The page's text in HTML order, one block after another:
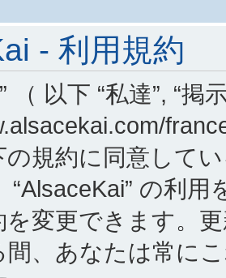
- 利用規約
（ 以下 “私達”, “掲
の規約に同意して
“AlsaceKai” の利
を変更できます。
間、あなたは常に